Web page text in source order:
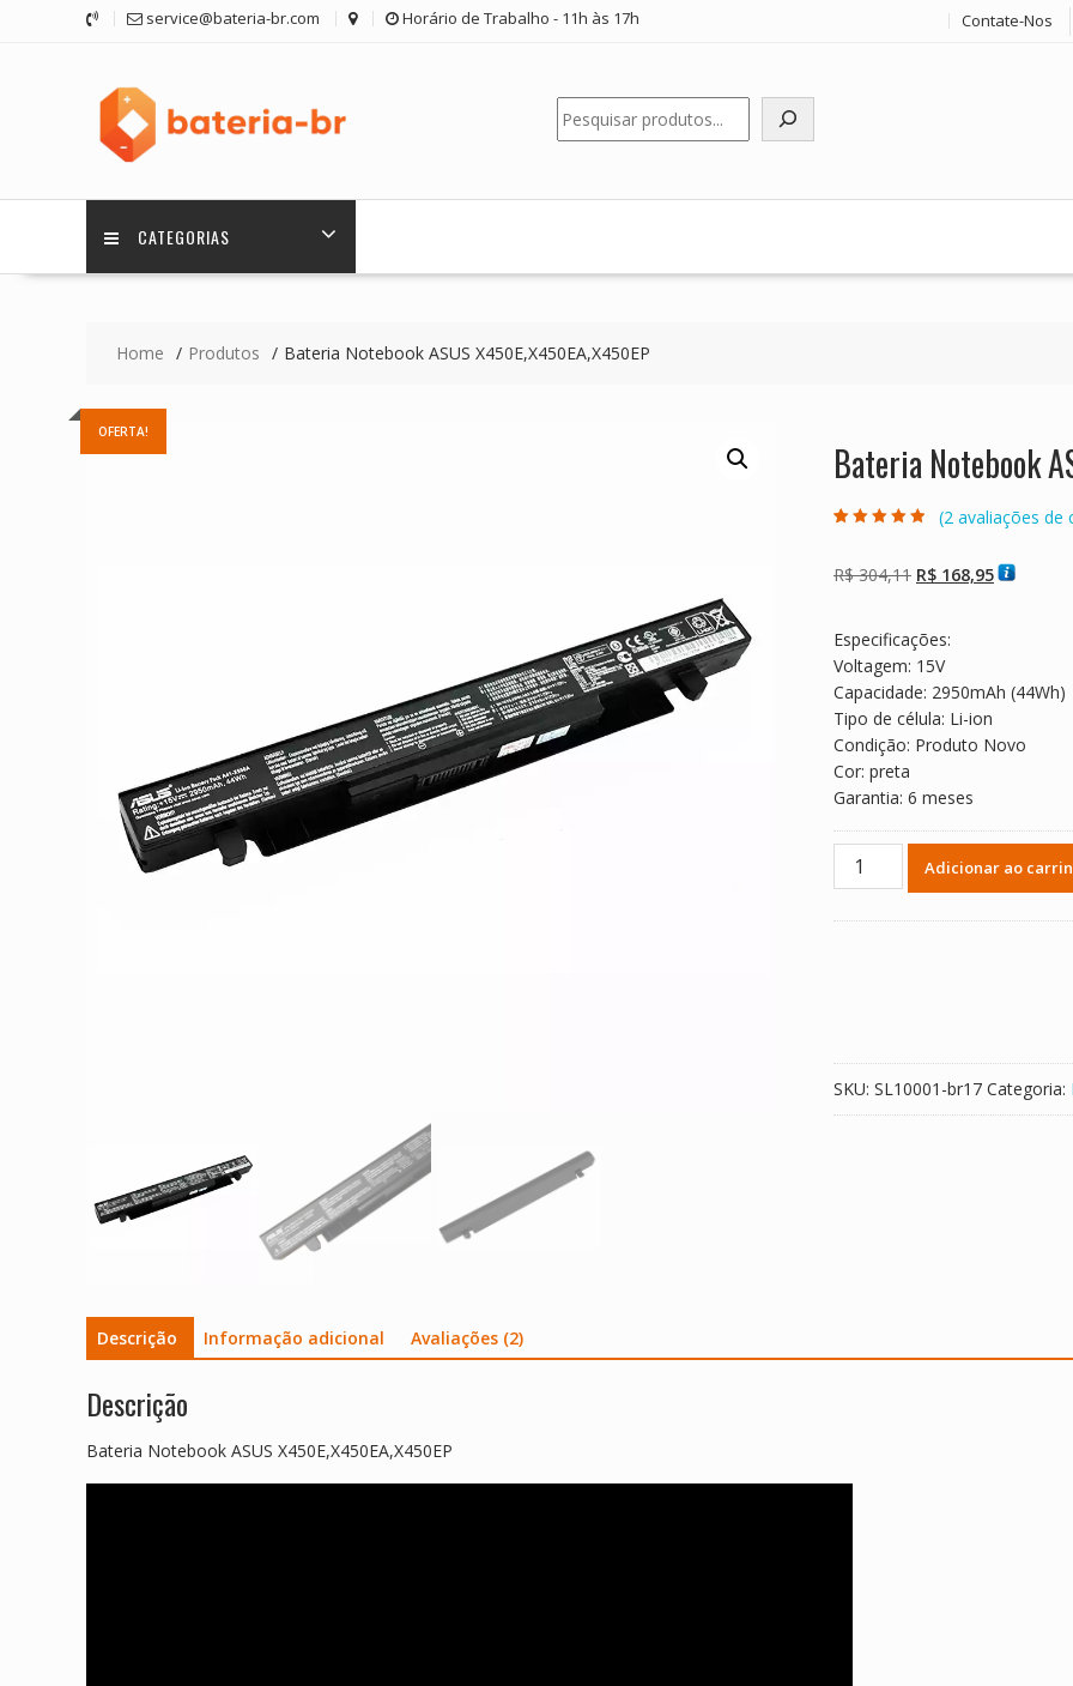
service@bateria-br.com Horário de Trabalho - 11h às 17h Contate-Nos
Pesquisar
CATEGORIAS
Home Produtos Bateria Notebook ASUS X450E,X450EA,X450EP
OFERTA!
Bateria Notebook
com baseado
em
(2 avaliações de
R$304,11 O
era:
R$ 304,11.
R$ 168,95O
Especificações:
Voltagem: 15V
Capacidade: 2950mAh (44Wh)
Tipo de célula: Li-ion
Condição: Produto Novo
Cor: preta
Garantia: 6 meses
Bateria
Notebook
Adicionar ao
SKU: SL10001-br17 Categoria:
Descrição Informação adicional Avaliações (2)
Descrição
Bateria Notebook ASUS X450E,X450EA,X450EP